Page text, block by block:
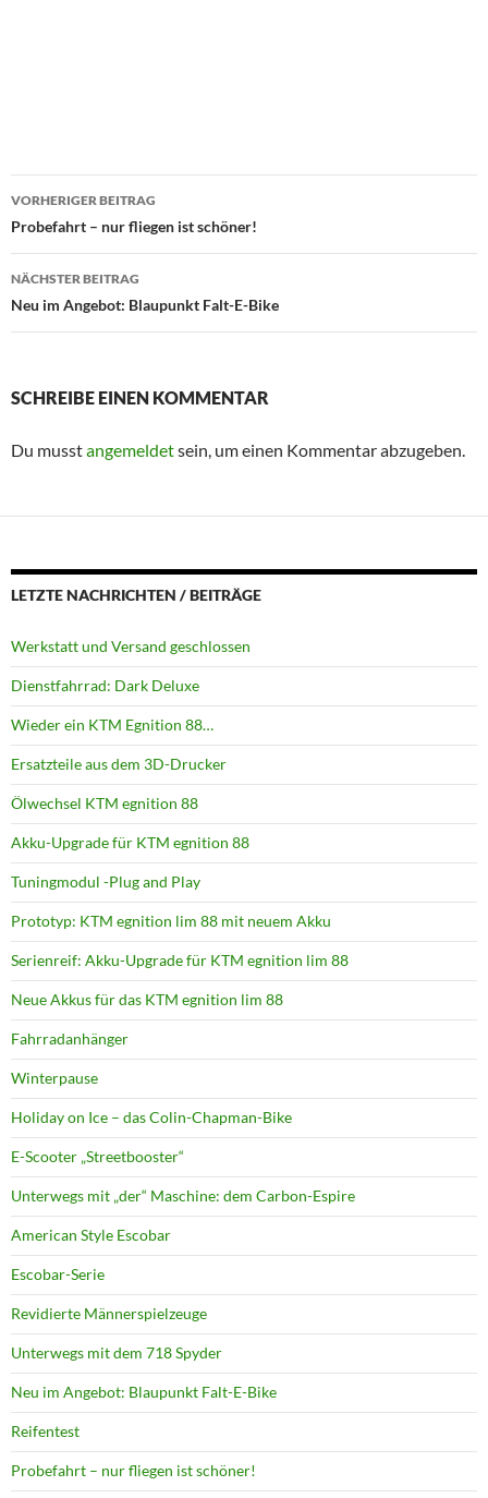
Beitragsnavigation
VORHERIGER BEITRAG
Probefahrt – nur fliegen ist schöner!
NÄCHSTER BEITRAG
Neu im Angebot: Blaupunkt Falt-E-Bike
SCHREIBE EINEN KOMMENTAR
Du musstangemeldetsein, um einen Kommentar abzugeben.
LETZTE NACHRICHTEN / BEITRÄGE
Werkstatt und Versand geschlossen
Dienstfahrrad: Dark Deluxe
Wieder ein KTM Egnition 88…
Ersatzteile aus dem 3D-Drucker
Ölwechsel KTM egnition 88
Akku-Upgrade für KTM egnition 88
Tuningmodul -Plug and Play
Prototyp: KTM egnition lim 88 mit neuem Akku
Serienreif: Akku-Upgrade für KTM egnition lim 88
Neue Akkus für das KTM egnition lim 88
Fahrradanhänger
Winterpause
Holiday on Ice – das Colin-Chapman-Bike
E-Scooter „Streetbooster“
Unterwegs mit „der“ Maschine: dem Carbon-Espire
American Style Escobar
Escobar-Serie
Revidierte Männerspielzeuge
Unterwegs mit dem 718 Spyder
Neu im Angebot: Blaupunkt Falt-E-Bike
Reifentest
Probefahrt – nur fliegen ist schöner!